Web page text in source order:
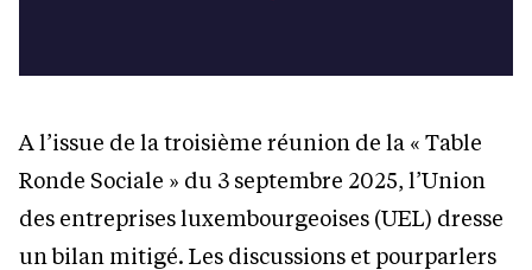
A l’issue de la troisième réunion de la « Table
Ronde Sociale » du 3 septembre 2025, l’Union
des entreprises luxembourgeoises (UEL) dresse
un bilan mitigé. Les discussions et pourparlers